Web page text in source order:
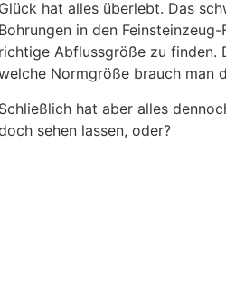
Glück hat alles überlebt. Das
Bohrungen in den
richtige Abflussgröße zu finden.
Normgröße brauch man
Schließlich hat aber alles
sehen lassen, oder?